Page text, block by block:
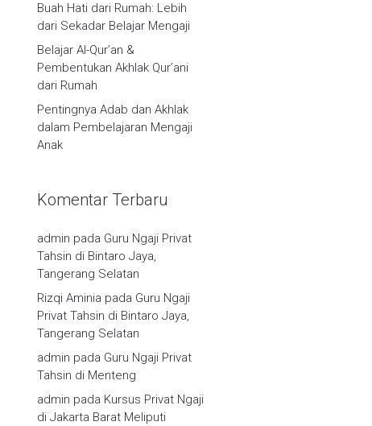
Buah Hati dari Rumah: Lebih
dari Sekadar Belajar Mengaji
Belajar Al-Qur’an &
Pembentukan Akhlak Qur’ani
dari Rumah
Pentingnya Adab dan Akhlak
dalam Pembelajaran Mengaji
Anak
Komentar Terbaru
admin pada Guru Ngaji Privat
Tahsin di Bintaro Jaya,
Tangerang Selatan
Rizqi Aminia pada Guru Ngaji
Privat Tahsin di Bintaro Jaya,
Tangerang Selatan
admin pada Guru Ngaji Privat
Tahsin di Menteng
admin pada Kursus Privat Ngaji
di Jakarta Barat Meliputi